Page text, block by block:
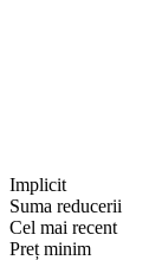
Implicit
Suma reducerii
Cel mai recent
Preț minim